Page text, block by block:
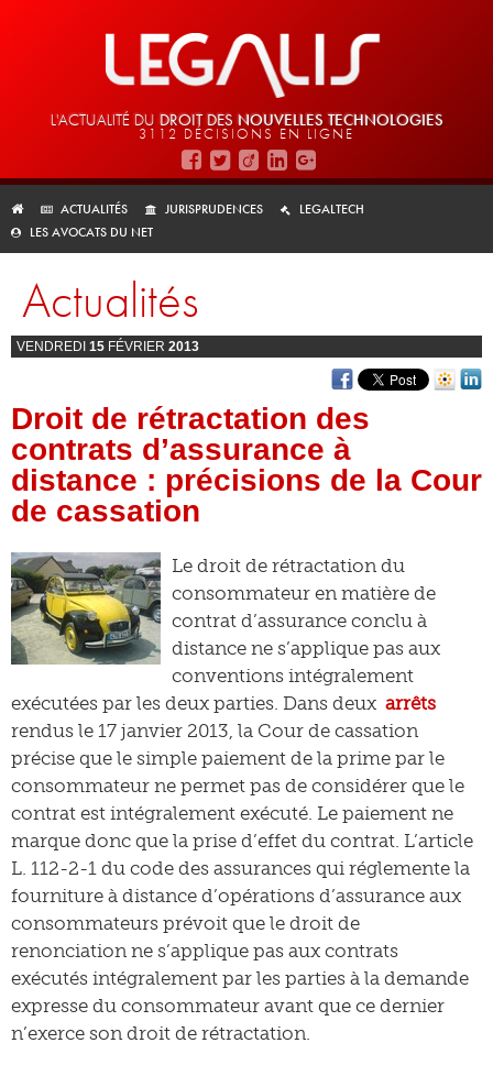
L'ACTUALITÉ DU DROIT DES NOUVELLES TECHNOLOGIES
3112 DÉCISIONS EN LIGNE
ACTUALITÉS JURISPRUDENCES
LEGALTECH
LES AVOCATS DU NET
Actualités
VENDREDI 15 FÉVRIER 2013
Droit de rétractation des
contrats d’assurance à
distance : précisions de la Cour
de cassation
Le droit de rétractation du
consommateur en matière de
contrat d’assurance conclu à
distance ne s’applique pas aux
conventions intégralement
exécutées par les deux parties. Dans deux arrêts
rendus le 17 janvier 2013, la Cour de cassation
précise que le simple paiement de la prime par le
consommateur ne permet pas de considérer que le
contrat est intégralement exécuté. Le paiement ne
marque donc que la prise d’effet du contrat. L’article
L. 112-2-1 du code des assurances qui réglemente la
fourniture à distance d’opérations d’assurance aux
consommateurs prévoit que le droit de
renonciation ne s’applique pas aux contrats
exécutés intégralement par les parties à la demande
expresse du consommateur avant que ce dernier
n’exerce son droit de rétractation.